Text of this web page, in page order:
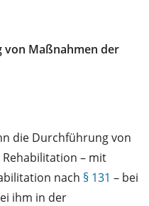
Maßnahmen der
die Durchführung von
– mit
nach § 131 – bei
ihm in der